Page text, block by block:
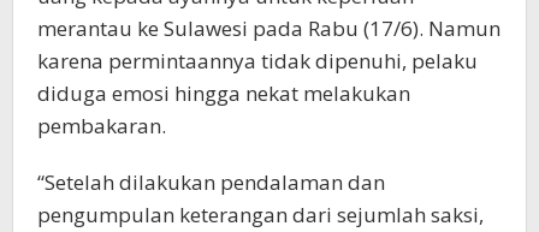
merantau ke Sulawesi pada Rabu (17/6). Namun
karena permintaannya tidak dipenuhi, pelaku
diduga emosi hingga nekat melakukan
pembakaran.
“Setelah dilakukan pendalaman dan
pengumpulan keterangan dari sejumlah saksi,